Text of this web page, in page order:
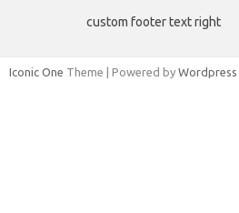
custom footer text right
Iconic One Theme | Powered by Wordpress